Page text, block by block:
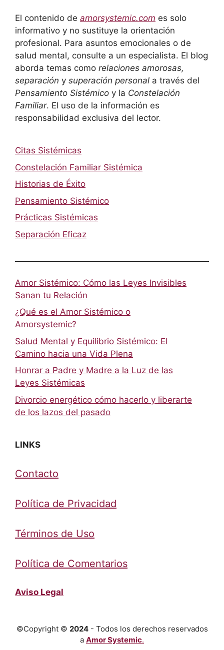
El contenido de amorsystemic.com es solo
informativo y no sustituye la orientación
profesional. Para asuntos emocionales o de
salud mental, consulte a un especialista. El blog
aborda temas como relaciones amorosas,
separación y superación personal a través del
Pensamiento Sistémico y la Constelación
Familiar. El uso de la información es
responsabilidad exclusiva del lector.
Citas Sistémicas
Constelación Familiar Sistémica
Historias de Éxito
Pensamiento Sistémico
Prácticas Sistémicas
Separación Eficaz
Amor Sistémico: Cómo las Leyes Invisibles
Sanan tu Relación
¿Qué es el Amor Sistémico o
Amorsystemic?
Salud Mental y Equilibrio Sistémico: El
Camino hacia una Vida Plena
Honrar a Padre y Madre a la Luz de las
Leyes Sistémicas
Divorcio energético cómo hacerlo y liberarte
de los lazos del pasado
LINKS
Contacto
Política de Privacidad
Términos de Uso
Política de Comentarios
Aviso Legal
©Copyright © 2024- Todos los derechos reservados
a Amor Systemic.